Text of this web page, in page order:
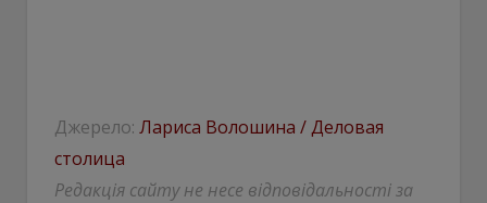
Джерело: Лариса Волошина / Деловая
столица
Редакція сайту не несе відповідальності за